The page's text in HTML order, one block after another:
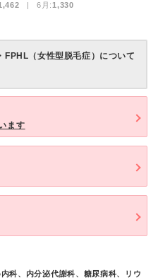
| 6月:1,330
FPHL（女性型脱毛症）について
ます
科、内分泌代謝科、糖尿病科、リウ